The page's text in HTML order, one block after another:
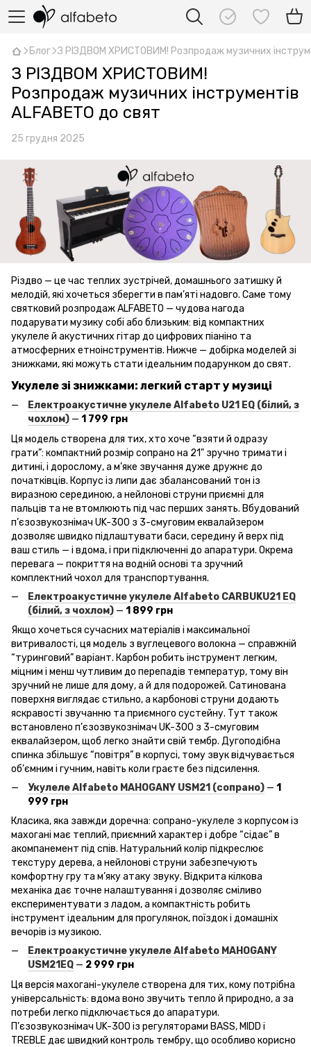
Блог З РІЗДВОМ ХРИСТОВИМ! Розпродаж музичних
З РІЗДВОМ ХРИСТОВИМ!
Розпродаж музичних інструментів
ALFABETO до свят
25 грудня 2025
Різдво — це час теплих зустрічей, домашнього затишку й
мелодій, які хочеться зберегти в пам’яті надовго. Саме тому
святковий розпродаж ALFABETO — чудова нагода
подарувати музику собі або близьким: від компактних
укулеле й акустичних гітар до цифрових піаніно та
атмосферних етноінструментів. Нижче — добірка моделей зі
знижками, які можуть стати ідеальним подарунком до свят.
Укулеле зі знижками: легкий старт у музиці
Електроакустичне укулеле Alfabeto U21 EQ (білий, з
чохлом) — 1 799 грн
Ця модель створена для тих, хто хоче “взяти й одразу
грати”: компактний розмір сопрано на 21" зручно тримати і
дитині, і дорослому, а м’яке звучання дуже дружнє до
початківців. Корпус із липи дає збалансований тон із
виразною серединою, а нейлонові струни приємні для
пальців та не втомлюють під час перших занять. Вбудований
п’єзозвукознімач UK-300 з 3-смуговим еквалайзером
дозволяє швидко підлаштувати баси, середину й верх під
ваш стиль — і вдома, і при підключенні до апаратури. Окрема
перевага — покриття на водній основі та зручний
комплектний чохол для транспортування.
Електроакустичне укулеле Alfabeto CARBUKU21 EQ
(білий, з чохлом) — 1 899 грн
Якщо хочеться сучасних матеріалів і максимальної
витривалості, ця модель з вуглецевого волокна — справжній
“туринговий” варіант. Карбон робить інструмент легким,
міцним і менш чутливим до перепадів температур, тому він
зручний не лише для дому, а й для подорожей. Сатинована
поверхня виглядає стильно, а карбонові струни додають
яскравості звучанню та приємного сустейну. Тут також
встановлено п’єзозвукознімач UK-300 з 3-смуговим
еквалайзером, щоб легко знайти свій тембр. Дугоподібна
спинка збільшує “повітря” в корпусі, тому звук відчувається
об’ємним і гучним, навіть коли граєте без підсилення.
Укулеле Alfabeto MAHOGANY USM21 (сопрано) — 1
999 грн
Класика, яка завжди доречна: сопрано-укулеле з корпусом із
махогані має теплий, приємний характер і добре “сідає” в
акомпанемент під спів. Натуральний колір підкреслює
текстуру дерева, а нейлонові струни забезпечують
комфортну гру та м’яку атаку звуку. Відкрита кілкова
механіка дає точне налаштування і дозволяє сміливо
експериментувати з ладом, а компактність робить
інструмент ідеальним для прогулянок, поїздок і домашніх
вечорів із музикою.
Електроакустичне укулеле Alfabeto MAHOGANY
USM21EQ — 2 999 грн
Ця версія махогані-укулеле створена для тих, кому потрібна
універсальність: вдома воно звучить тепло й природно, а за
потреби легко підключається до апаратури.
П’єзозвукознімач UK-300 із регуляторами BASS, MIDD і
TREBLE дає швидкий контроль тембру, що особливо корисно